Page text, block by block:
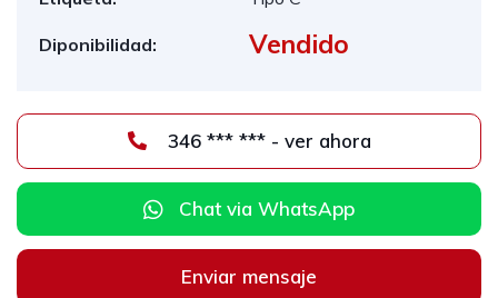
Diponibilidad: Vendido
346 *** *** - ver ahora
Chat via WhatsApp
Enviar mensaje